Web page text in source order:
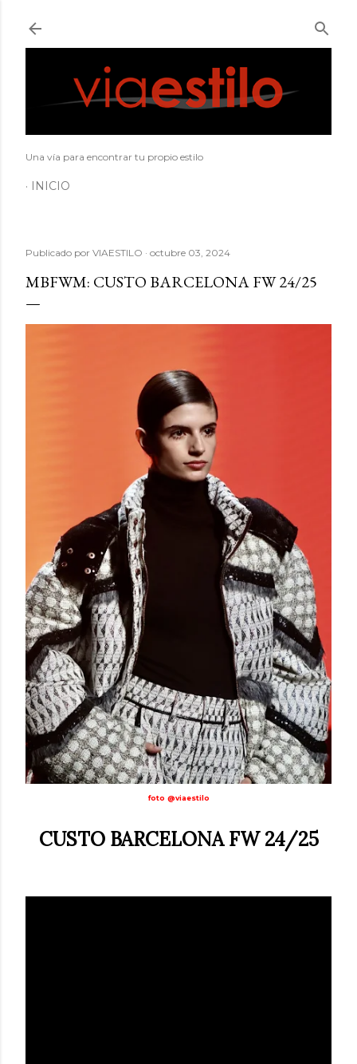
Una vía para encontrar tu propio estilo
INICIO
Publicado por VIAESTILO octubre 03, 2024
MBFWM: CUSTO BARCELONA FW 24/25
foto @viaestilo
CUSTO BARCELONA FW 24/25